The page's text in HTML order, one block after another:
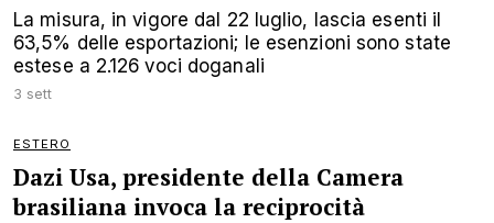
La misura, in vigore dal 22 luglio, lascia esenti il
63,5% delle esportazioni; le esenzioni sono state
estese a 2.126 voci doganali
3 sett
ESTERO
Dazi Usa, presidente della Camera
brasiliana invoca la reciprocità